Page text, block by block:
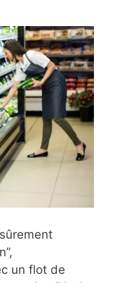
un flot de